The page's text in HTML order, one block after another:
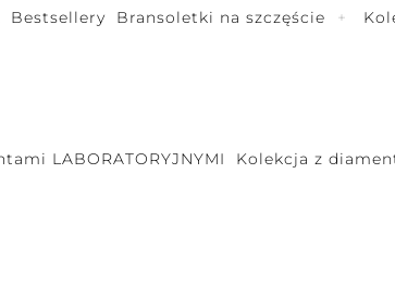
Bestsellery Bransoletki na szczęście
LABORATORYJNYMI Kolekcja z